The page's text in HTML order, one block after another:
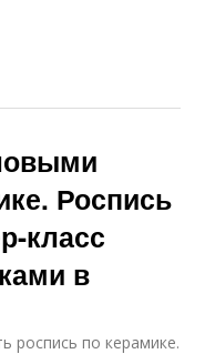
Роспись
класс
в
роспись по керамике.